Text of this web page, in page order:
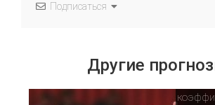
Подписаться
Другие